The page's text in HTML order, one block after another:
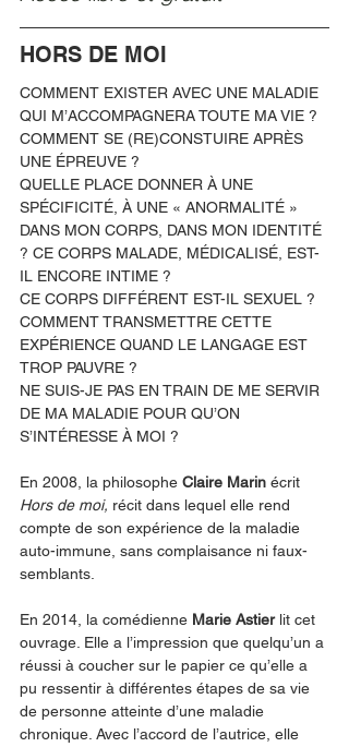
HORS DE MOI
COMMENT EXISTER AVEC UNE MALADIE
QUI M’ACCOMPAGNERA TOUTE MA VIE ?
COMMENT SE (RE)CONSTUIRE APRÈS
UNE ÉPREUVE ?
QUELLE PLACE DONNER À UNE
SPÉCIFICITÉ, À UNE « ANORMALITÉ »
DANS MON CORPS, DANS MON IDENTITÉ
? CE CORPS MALADE, MÉDICALISÉ, EST-
IL ENCORE INTIME ?
CE CORPS DIFFÉRENT EST-IL SEXUEL ?
COMMENT TRANSMETTRE CETTE
EXPÉRIENCE QUAND LE LANGAGE EST
TROP PAUVRE ?
NE SUIS-JE PAS EN TRAIN DE ME SERVIR
DE MA MALADIE POUR QU’ON
S’INTÉRESSE À MOI ?
En 2008, la philosophe Claire Marin écrit
Hors de moi, récit dans lequel elle rend
compte de son expérience de la maladie
auto-immune, sans complaisance ni faux-
semblants.
En 2014, la comédienne Marie Astier lit cet
ouvrage. Elle a l’impression que quelqu’un a
réussi à coucher sur le papier ce qu’elle a
pu ressentir à différentes étapes de sa vie
de personne atteinte d’une maladie
chronique. Avec l’accord de l’autrice, elle